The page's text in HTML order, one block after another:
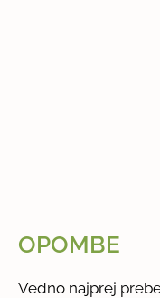
OPOMBE
Vedno najprej